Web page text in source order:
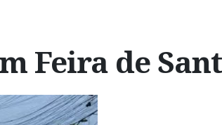
Feira de